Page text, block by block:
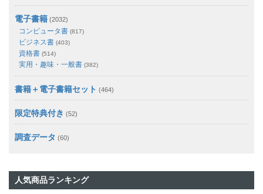
電子書籍 (2032)
コンピュータ書 (817)
ビジネス書 (403)
資格書 (514)
実用・趣味・一般書 (382)
書籍＋電子書籍セット (464)
限定特典付き (52)
調査データ (60)
人気商品ランキング